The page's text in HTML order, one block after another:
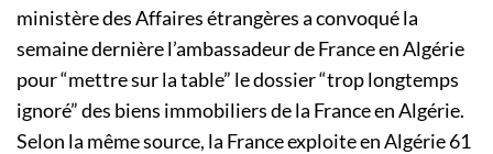
ministère des Affaires étrangères a convoqué la
semaine dernière l’ambassadeur de France en Algérie
pour “mettre sur la table” le dossier “trop longtemps
ignoré” des biens immobiliers de la France en Algérie.
Selon la même source, la France exploite en Algérie 61